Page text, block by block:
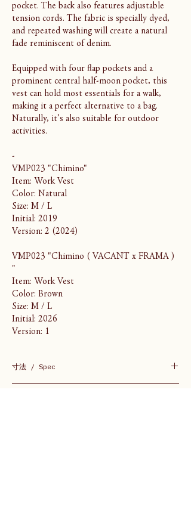
pocket. The back also features adjustable
tension cords. The fabric is specially dyed,
and repeated washing will create a natural
fade reminiscent of denim.
Equipped with four flap pockets and a
prominent central half-moon pocket, this
vest can hold most essentials for a walk,
making it a perfect alternative to a bag.
Naturally, it’s also suitable for outdoor
activities.
-
VMP023 "Chimino"
Item: Work Vest
Color: Natural
Size: M / L
Initial: 2019
Version: 2 (2024)
VMP023 "Chimino ( VACANT x FRAMA )
"
Item: Work Vest
Color: Brown
Size: M / L
Initial: 2026
Version: 1
寸法 / Spec